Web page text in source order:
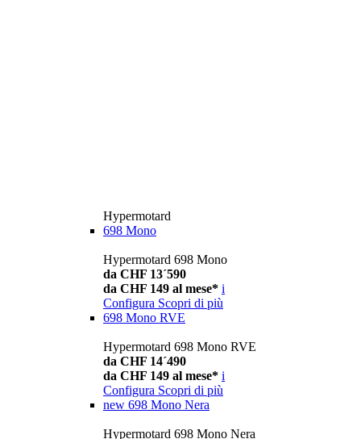
Hypermotard
698 Mono
Hypermotard 698 Mono
da CHF 13´590
da CHF 149 al mese* i
Configura Scopri di più
698 Mono RVE
Hypermotard 698 Mono RVE
da CHF 14´490
da CHF 149 al mese* i
Configura Scopri di più
new 698 Mono Nera
Hypermotard 698 Mono Nera